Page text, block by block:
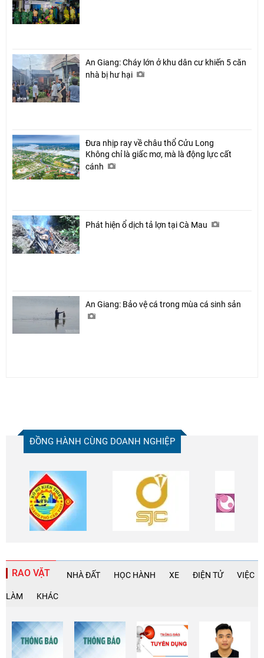
An Giang: Cháy lớn ở khu dân cư khiến 5 căn
nhà bị hư hại
Đưa nhịp ray về châu thổ Cửu Long
Không chỉ là giấc mơ, mà là động lực cất
cánh
Phát hiện ổ dịch tả lợn tại Cà Mau
An Giang: Bảo vệ cá trong mùa cá sinh sản
ĐỒNG HÀNH CÙNG DOANH NGHIỆP
RAO VẶT NHÀ ĐẤT HỌC HÀNH XE ĐIỆN TỬ VIỆC
LÀM KHÁC